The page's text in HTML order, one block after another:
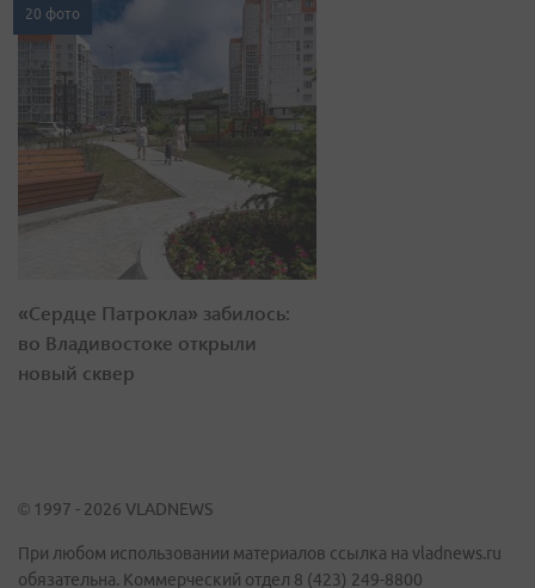
20 фото
«Сердце Патрокла» забилось:
во Владивостоке открыли
новый сквер
© 1997 - 2026 VLADNEWS
При любом использовании материалов ссылка на vladnews.ru
обязательна. Коммерческий отдел 8 (423) 249-8800